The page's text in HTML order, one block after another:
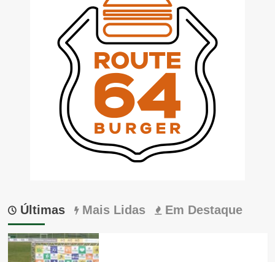
Últimas Mais Lidas Em Destaque